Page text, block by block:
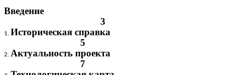
Введение
Историческая справка
Актуальность проекта